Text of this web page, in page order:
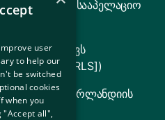
დაბრუნების სააპელაციო
საბჭო (მოიცავს
[RLS])
ირლანდიის
user
to help our
be switched
cookies
when you
"Accept all",